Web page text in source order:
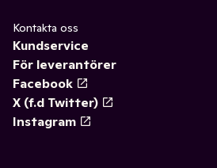
Kontakta oss
Kundservice
För leverantörer
Facebook
X (f.d Twitter)
Instagram